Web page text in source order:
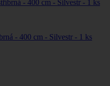
- 400 cm - Silvestr - 1 ks